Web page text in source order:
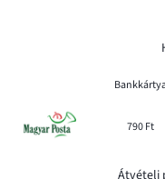
790 Ft
Átvételi